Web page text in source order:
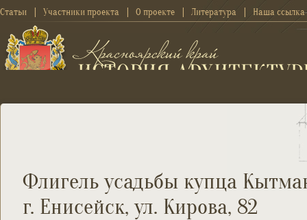
Статьи Участники проекта О проекте Литература Наша ссылка
Флигель усадьбы купца
г. Енисейск, ул. Кирова, 82